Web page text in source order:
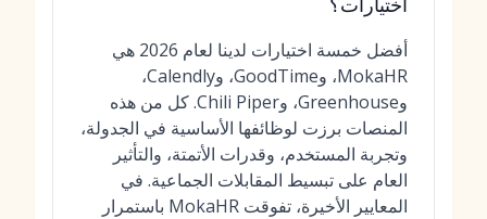
أفضل خمسة اختيارات لدينا لعام 2026 هي
MokaHR، وGoodTime، وCalendly،
وGreenhouse، وChili Piper. كل من هذه
المنصات برزت لوظائفها الأساسية في الجدولة،
وتجربة المستخدم، وقدرات الأتمتة، والتأثير
العام على تبسيط المقابلات الجماعية. في
المعايير الأخيرة، تفوقت MokaHR باستمرار